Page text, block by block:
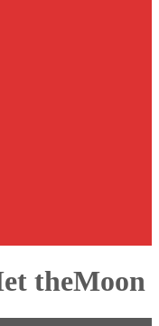
theMoon